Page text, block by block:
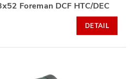
Foreman DCF HTC/DEC
DETAIL